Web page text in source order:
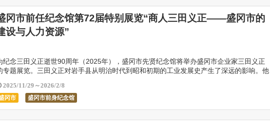
冈市前任纪念馆第72届特别展览“商人三田义正——盛冈市的
设与人力资源”
纪念三田义正逝世90周年（2025年），盛冈市先贤纪念馆将举办盛冈市企业家三田义正
专题展览。三田义正对岩手县从明治时代到昭和初期的工业发展史产生了深远的影响。他
2025/11/29～2026/2/8
冈市 盛冈市前身纪念馆